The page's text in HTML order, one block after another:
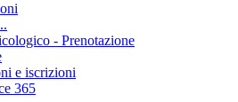
- Prenotazione
e iscrizioni
365